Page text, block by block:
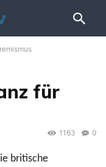
für
0
1163
britische